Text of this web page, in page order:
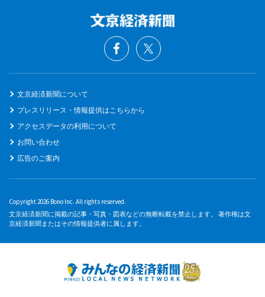
文京経済新聞について
プレスリリース・情報提供はこちらから
アクセスデータの利用について
お問い合わせ
広告のご案内
Copyright 2026 Bono Inc. All rights reserved.
文京経済新聞に掲載の記事・写真・図表などの無断転載を禁止します。 著作権は文
京経済新聞またはその情報提供者に属します。